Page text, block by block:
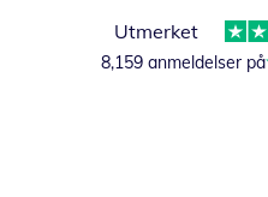
Utmerket
8,159 anmeldelser på